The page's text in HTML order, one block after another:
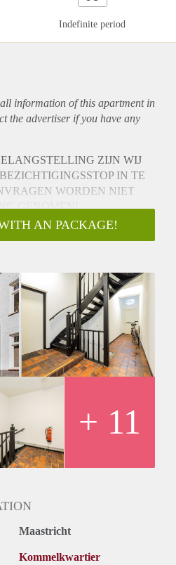
Indefinite period
information of this apartmentin
the advertiser if you have any
ZIJN WIJ
IN TE
WORDEN NIET
GENOMEN!
beschikbaar voor studenten /
for students.
uit van een karakteristiek
als Rijksmonument en ligt op
van het Vrijthof!
AN PACKAGE!
+ 11
Maastricht
Kommelkwartier